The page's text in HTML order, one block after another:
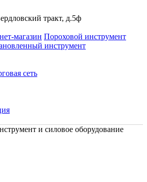
тракт, д.5ф
магазин Пороховой инструмент
инструмент
сеть
и силовое оборудование